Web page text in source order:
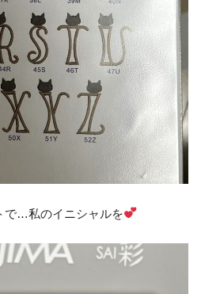
で…私のイニシャルを